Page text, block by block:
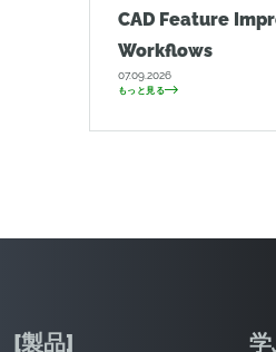
CAD Feature
Workflows
07.09.2026
もっと見る
[製品]